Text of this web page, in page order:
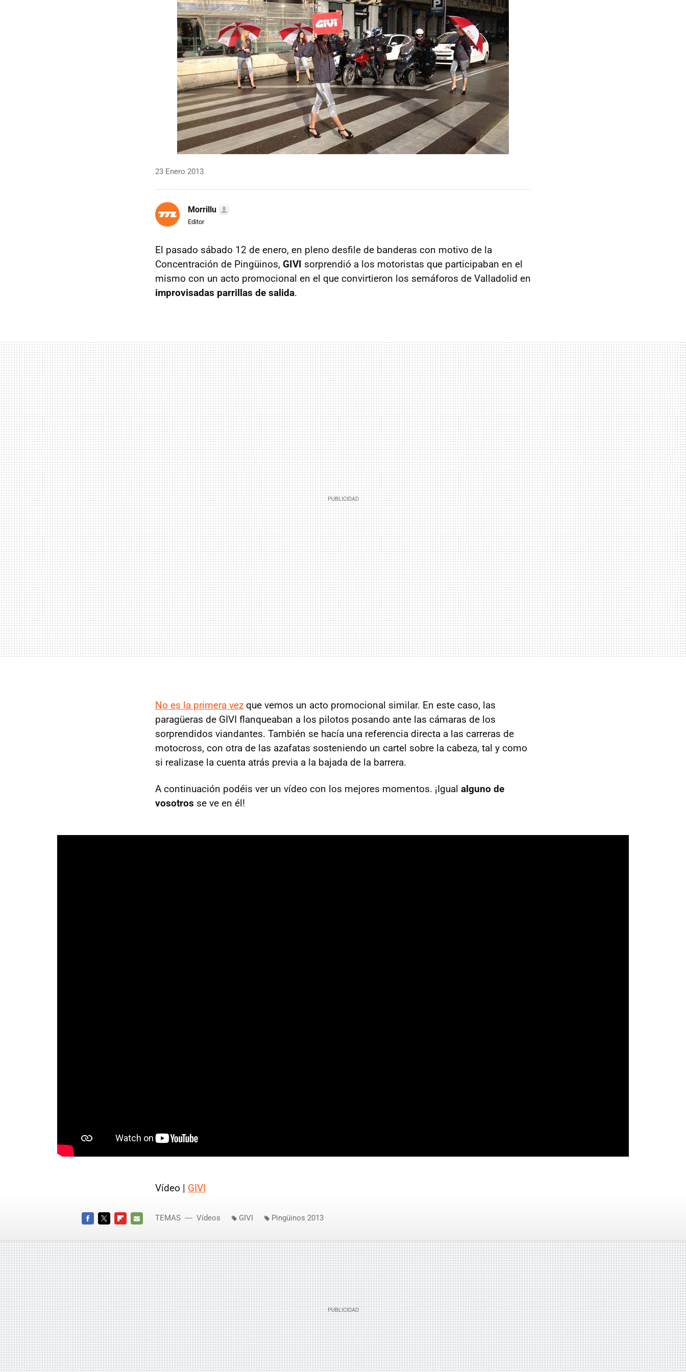
23 Enero 2013
Morrillu
Editor
El pasado sábado 12 de enero, en pleno desfile de banderas con motivo de la
Concentración de Pingüinos, GIVI sorprendió a los motoristas que participaban en el
mismo con un acto promocional en el que convirtieron los semáforos de Valladolid en
improvisadas parrillas de salida.
No es la primera vez que vemos un acto promocional similar. En este caso, las
paragüeras de GIVI flanqueaban a los pilotos posando ante las cámaras de los
sorprendidos viandantes. También se hacía una referencia directa a las carreras de
motocross, con otra de las azafatas sosteniendo un cartel sobre la cabeza, tal y como
si realizase la cuenta atrás previa a la bajada de la barrera.
A continuación podéis ver un vídeo con los mejores momentos. ¡Igual alguno de
vosotros se ve en él!
Vídeo | GIVI
MAIL
TEMAS Vídeos GIVI Pingüinos 2013